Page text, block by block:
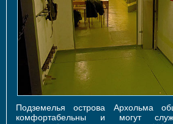
Подземелья острова Архольма
комфортабельны и могут